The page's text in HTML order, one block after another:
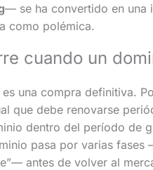
— se ha convertido en una
como polémica.
cuando un
una compra definitiva.
que debe renovarse
dentro del período de
pasa por varias fases
antes de volver al